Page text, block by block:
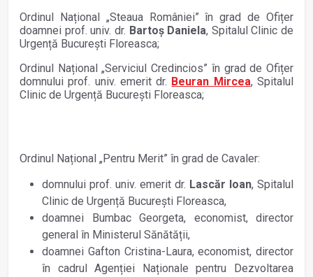
Ordinul Național „Steaua României” în grad de Ofițer
doamnei prof. univ. dr. Bartoș Daniela, Spitalul Clinic de
Urgență București Floreasca;
Ordinul Național „Serviciul Credincios” în grad de Ofițer
domnului prof. univ. emerit dr. Beuran Mircea, Spitalul
Clinic de Urgență București Floreasca;
Ordinul Național „Pentru Merit” în grad de Cavaler:
domnului prof. univ. emerit dr. Lascăr Ioan, Spitalul
Clinic de Urgență București Floreasca,
doamnei Bumbac Georgeta, economist, director
general în Ministerul Sănătății,
doamnei Gafton Cristina-Laura, economist, director
în cadrul Agenției Naționale pentru Dezvoltarea